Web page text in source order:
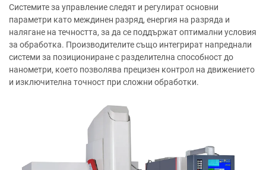
Системите за управление следят и регулират основни
параметри като междинен разряд, енергия на разряда и
налягане на течността, за да се поддържат оптимални условия
за обработка. Производителите също интегрират напреднали
системи за позициониране с разделителна способност до
нанометри, което позволява прецизен контрол на движението
и изключителна точност при сложни обработки.